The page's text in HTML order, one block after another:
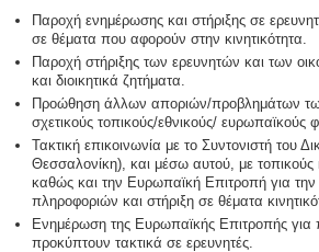
Παροχή ενημέρωσης και στήριξης σε
σε θέματα που αφορούν στην κινητικότητα.
Παροχή στήριξης των ερευνητών και των
και διοικητικά ζητήματα.
Προώθηση άλλων αποριών/προβλημάτων
σχετικούς τοπικούς/εθνικούς/ ευρωπαϊκούς
Τακτική επικοινωνία με το Συντονιστή του
Θεσσαλονίκη), και μέσω αυτού, με τοπικούς
καθώς και την Ευρωπαϊκή Επιτροπή για την
πληροφοριών και στήριξη σε θέματα
Ενημέρωση της Ευρωπαϊκής Επιτροπής
προκύπτουν τακτικά σε ερευνητές.